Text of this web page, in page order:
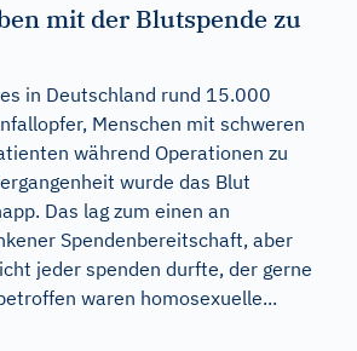
mit der Blutspende zu
in Deutschland rund 15.000
Menschen mit schweren
während Operationen zu
wurde das Blut
Das lag zum einen an
Spendenbereitschaft, aber
jeder spenden durfte, der gerne
waren homosexuelle...